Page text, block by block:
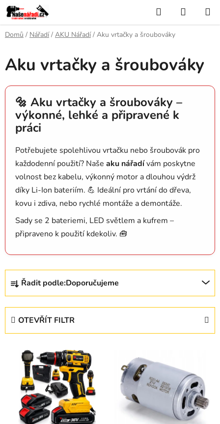
Přejít
na
obsah
Hledat
KOŠÍK
Domů / Nářadí / AKU Nářadí / Aku vrtačky a šroubováky
Aku vrtačky a šroubováky
🔩 Aku vrtačky a šroubováky –
výkonné, lehké a připravené k
práci
Potřebujete spolehlivou vrtačku nebo šroubovák pro
každodenní použití? Naše aku nářadívám poskytne
volnost bez kabelu, výkonný motor a dlouhou výdrž
díky Li-Ion bateriím. 💪 Ideální pro vrtání do dřeva,
kovu i zdiva, nebo rychlé montáže a demontáže.
Sady se 2 bateriemi, LED světlem a kufrem –
připraveno k použití kdekoliv. 🧰
Ř
z
Řadit podle:Doporučujeme
OTEVŘÍT FILTR